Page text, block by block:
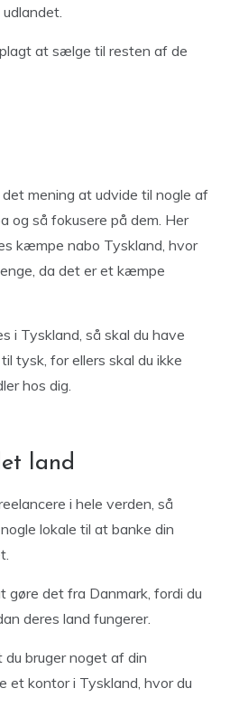
at sælge til resten af de
mening at udvide til nogle af
og så fokusere på dem. Her
kæmpe nabo Tyskland, hvor
da det er et kæmpe
i Tyskland, så skal du have
tysk, for ellers skal du ikke
hos dig.
land
i hele verden, så
lokale til at banke din
det fra Danmark, fordi du
deres land fungerer.
bruger noget af din
et kontor i Tyskland, hvor du